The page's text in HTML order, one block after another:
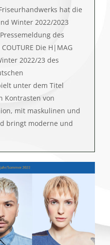
hat die
Winter 2022/2023
des
Die H|MAG
2022/23 des
unter dem Titel
Kontrasten von
mit maskulinen und
bringt moderne und